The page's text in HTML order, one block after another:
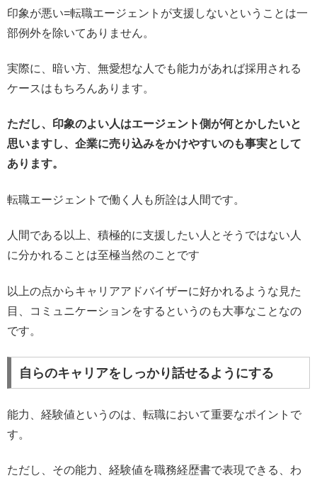
印象が悪い=転職エージェントが支援しないということは一
部例外を除いてありません。
実際に、暗い方、無愛想な人でも能力があれば採用される
ケースはもちろんあります。
ただし、印象のよい人はエージェント側が何とかしたいと
思いますし、企業に売り込みをかけやすいのも事実として
あります。
転職エージェントで働く人も所詮は人間です。
人間である以上、積極的に支援したい人とそうではない人
に分かれることは至極当然のことです
以上の点からキャリアアドバイザーに好かれるような見た
目、コミュニケーションをするというのも大事なことなの
です。
自らのキャリアをしっかり話せるようにする
能力、経験値というのは、転職において重要なポイントで
す。
ただし、その能力、経験値を職務経歴書で表現できる、わ